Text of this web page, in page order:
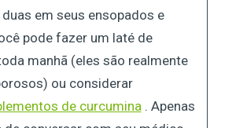
em seus ensopados e
pode fazer um laté de
manhã (eles são realmente
ou considerar
de curcumina. Apenas